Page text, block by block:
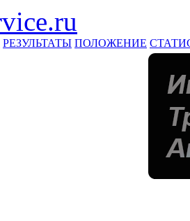
РЕЗУЛЬТАТЫ ПОЛОЖЕНИЕ